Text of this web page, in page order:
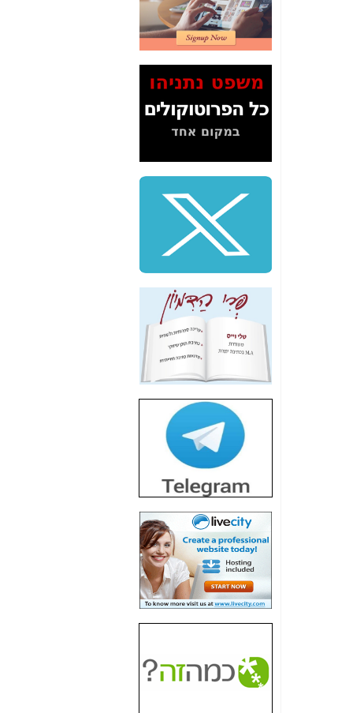
2" על תעלולי השר
משה כחלון -כאן
הסלולר" ואיך מסרסים
את הנתונים לציבור -
כאן
סיכום ביקור בסיליקון
שלמה פילבר (עד
לאחרונה מנכ"ל משרד
התקשורת) - עד
מדינה? הצחקתם
"יש אפליה בחקירה"?
חשיפה: למה השר
משה כחלון לא נחקר
עד היום? -
כאן
הדומה לזו של "תיק
4000" אך בתחום
הסלולר -
חשיפת מה שלא
רוצים שתדעו בעניין
פריסת אנלימיטד
(בניחוח בלתי נסבל) -
כאן
חשיפה: איוב קרא
אישר לקבוצת סלקום
בדיוק מה שביבי אישר
כאן
האם השר איוב קרא
היה צריך בכלל לחתום
על האישור, שנתן
האם ביבי וקרא קבלו
בכלל תמורה עבור